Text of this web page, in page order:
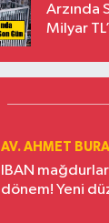
Arzında
Milyar
Eriyor
AV. AHMET
IBAN
dönem! Yeni